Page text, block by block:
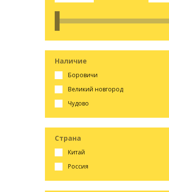
Наличие
боровичи
великий новгород
чудово
Страна
китай
россия